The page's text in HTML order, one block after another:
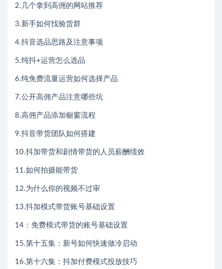
2.几个拿到高佣的网站推荐
3.新手如何找验货群
4.抖音选品思路及注意事项
5.纯抖+运营怎么选品
6.纯免费流量运营如何选择产品
7.公开高佣产品注意哪些坑
8.高佣产品添加橱窗流程
9.抖音带货团队如何搭建
10.抖加带货和剧情带货的人员薪酬绩效
11.如何拍摄能带货
12.为什么你的视频不过审
13.抖加模式带货账号基础设置
14：免费模式带货的账号基础设置
15.第十五集：新号如何快速做冷启动
16.第十六集：抖加付费模式投放技巧